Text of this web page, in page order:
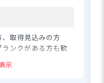
しい
無料
取得見込みの方
ンクがある方も歓
示